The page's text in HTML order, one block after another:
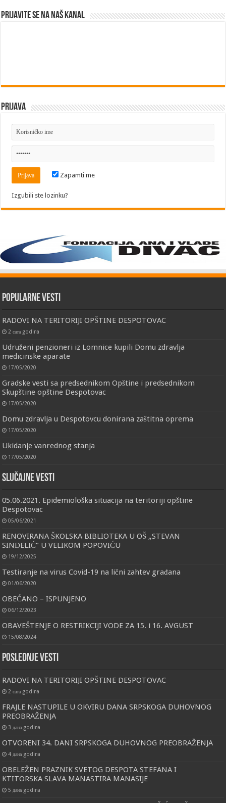
Prijavite se na naš kanal
Prijava
Zapamti me
Izgubili ste lozinku?
Popularne vesti
RADOVI NA TERITORIJI OPŠTINE DESPOTOVAC
2 сата godina
Udruženi penzioneri iz Lomnice kupili Domu zdravlja
medicinske aparate
17/05/2020
Gradske vesti sa predsednikom Opštine i predsednikom
Skupštine opštine Despotovac
17/05/2020
Domu zdravlja u Despotovcu donirana zaštitna oprema
17/05/2020
Ukidanje vanrednog stanja
17/05/2020
Slučajne vesti
05.06.2021. Epidemiološka situacija na teritoriji opštine
Despotovac
05/06/2021
RENOVIRANA ŠKOLSKA BIBLIOTEKA U OŠ „STEVAN
SINĐELIĆ“ U VELIKOM POPOVIĆU
19/12/2025
Testiranje na virus Covid-19 na lični zahtev građana
01/06/2020
OBEĆANO – ISPUNJENO
06/12/2023
OBAVEŠTENJE O RESTRIKCIJI VODE ZA 15. i 16. AVGUST
15/08/2024
Poslednje vesti
RADOVI NA TERITORIJI OPŠTINE DESPOTOVAC
2 сата godina
FRAJLE NASTUPILE U OKVIRU DANA SRPSKOGA DUHOVNOG
PREOBRAŽENJA
3 дана godina
OTVORENI 34. DANI SRPSKOGA DUHOVNOG PREOBRAŽENJA
4 дана godina
OBELEŽEN PRAZNIK SVETOG DESPOTA STEFANA I
KTITORSKA SLAVA MANASTIRA MANASIJE
5 дана godina